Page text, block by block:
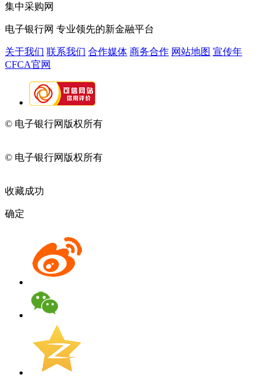
集中采购网
电子银行网 专业领先的新金融平台
关于我们 联系我们 合作媒体 商务合作 网站地图 宣传年
CFCA官网
© 电子银行网版权所有
© 电子银行网版权所有
收藏成功
确定